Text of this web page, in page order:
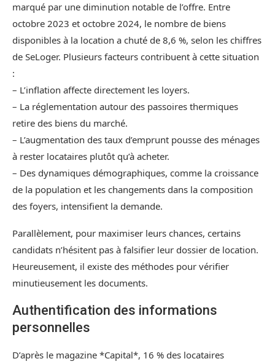
marqué par une diminution notable de l’offre. Entre
octobre 2023 et octobre 2024, le nombre de biens
disponibles à la location a chuté de 8,6 %, selon les chiffres
de SeLoger. Plusieurs facteurs contribuent à cette situation
:
– L’inflation affecte directement les loyers.
– La réglementation autour des passoires thermiques
retire des biens du marché.
– L’augmentation des taux d’emprunt pousse des ménages
à rester locataires plutôt qu’à acheter.
– Des dynamiques démographiques, comme la croissance
de la population et les changements dans la composition
des foyers, intensifient la demande.
Parallèlement, pour maximiser leurs chances, certains
candidats n’hésitent pas à falsifier leur dossier de location.
Heureusement, il existe des méthodes pour vérifier
minutieusement les documents.
Authentification des informations
personnelles
D’après le magazine *Capital*, 16 % des locataires